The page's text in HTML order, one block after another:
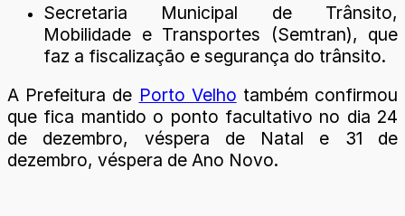
Secretaria Municipal de Trânsito,
Mobilidade e Transportes (Semtran), que
faz a fiscalização e segurança do trânsito.
A Prefeitura de Porto Velho também confirmou
que fica mantido o ponto facultativo no dia 24
de dezembro, véspera de Natal e 31 de
dezembro, véspera de Ano Novo.